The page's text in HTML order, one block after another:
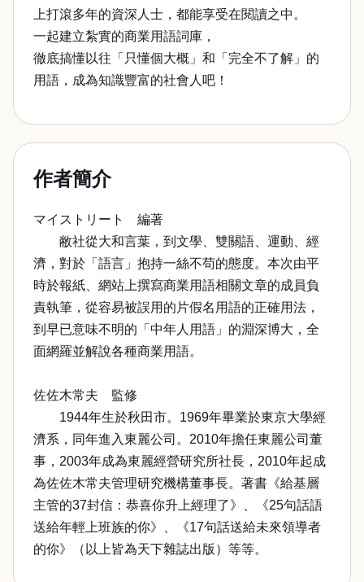
上打滾多年的資深人士，都能享受在閱讀之中。
一起建立紮實的商業用語詞庫，
徹底搞懂以往「只懂個大概」和「完全不了解」的
用語，成為知識豐富的社會人吧！
作者簡介
マイストリート 編著
敝社從大和言葉，到文學、雙關語、運動、經
濟，對於「語言」抱持一絲不苟的態度。本次由平
時於報紙、網站上撰寫商業用語相關文章的成員負
責執筆，從容易被誤用的片假名用語的正確用法，
到早已意味不明的「中年人用語」的淵深博大，全
面網羅並解說各種商業用語。
佐佐木常夫 監修
1944年生於秋田市。1969年畢業於東京大學經
濟系，同年進入東麗公司。2010年擔任東麗公司董
事，2003年成為東麗經營研究所社長，2010年起成
為佐佐木常夫管理研究機構董事長。著書《給基層
主管的37封信：恭喜你升上經理了》、《25句話語
送給年輕上班族的你》、《17句話送給未來領導者
的你》（以上皆為天下雜誌出版）等等。